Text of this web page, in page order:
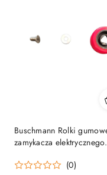
Buschmann Rolki
zamykacza elektrycznego
(0)